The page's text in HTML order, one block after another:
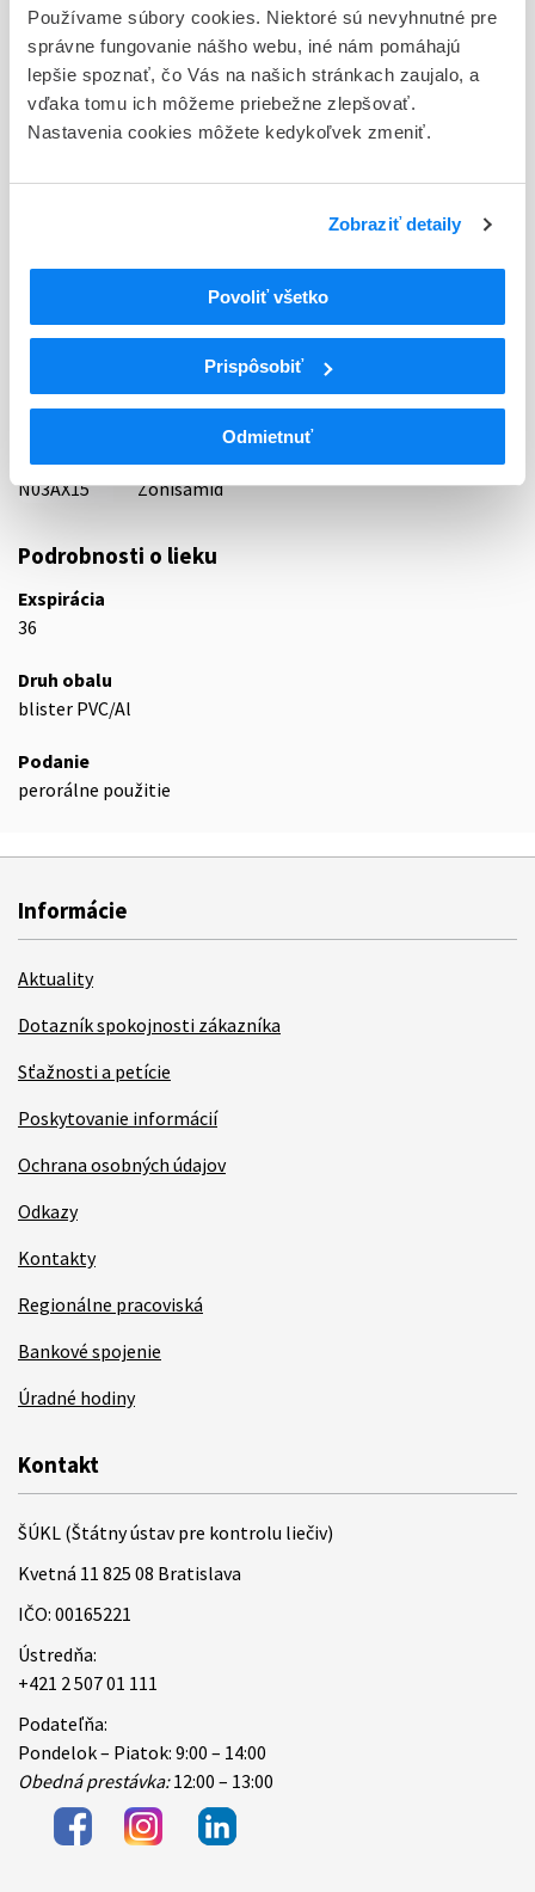
Používame súbory cookies. Niektoré sú nevyhnutné pre
správne fungovanie nášho webu, iné nám pomáhajú
lepšie spoznať, čo Vás na našich stránkach zaujalo, a
vďaka tomu ich môžeme priebežne zlepšovať.
Nastavenia cookies môžete kedykoľvek zmeniť.
Zobraziť detaily
Povoliť všetko
Prispôsobiť
Odmietnuť
Stav
R - Aktuálna registrácia
Typ registračnej procedúry
Decentralizovaná
Držiteľ, krajina
Neuraxpharm Bohemia s.r.o., Česká republika
Indikačná skupina
21 - ANTIEPILEPTICA, ANTICONVULSIVA
Centrálna nervová sústava
N03
Antiepileptiká
Antiepileptiká
N03AX
Iné antiepileptiká
N03AX15
Zonisamid
Podrobnosti o lieku
Exspirácia
36
Druh obalu
blister PVC/Al
Podanie
perorálne použitie
Informácie
Aktuality
Dotazník spokojnosti zákazníka
Sťažnosti a petície
Poskytovanie informácií
Ochrana osobných údajov
Odkazy
Kontakty
Regionálne pracoviská
Bankové spojenie
Úradné hodiny
Kontakt
ŠÚKL (Štátny ústav pre kontrolu liečiv)
Kvetná 11 825 08 Bratislava
IČO: 00165221
Ústredňa:
+421 2 507 01 111
Podateľňa:
Pondelok – Piatok: 9:00 – 14:00
Obedná prestávka:12:00 – 13:00